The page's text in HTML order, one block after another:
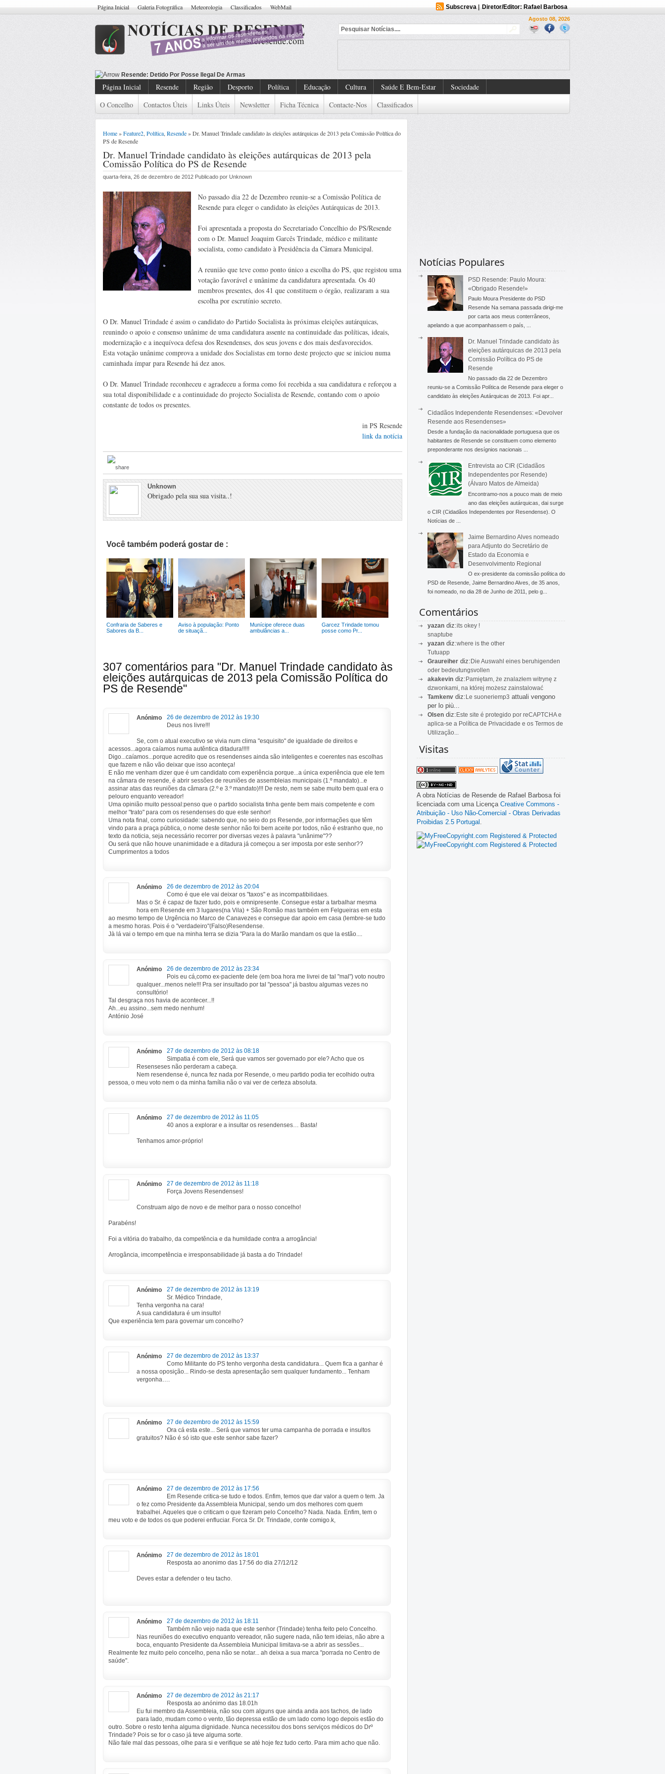
Página Inicial Galeria Fotográfica Meteorologia Classificados WebMail Subscreva| Diretor/Editor: Rafael Barbosa
Agosto 08, 2026
Resende: Detido Cidadão Com Ma
Página Inicial Resende Região Desporto Política Educação Cultura Saúde E Bem-Estar
Sociedade
O Concelho
Contactos Úteis Links Úteis Newsletter Ficha Técnica Contacte-Nos Classificados
Home»Feature2 Política Resende» Dr. Manuel Trindade candidato às eleições autárquicas de 2013 pela Comissão Política do
PS de Resende
Dr. Manuel Trindade candidato às eleições autárquicas de 2013 pela
Comissão Política do PS de Resende
quarta-feira, 26 de dezembro de 2012 Publicado por Unknown
No passado dia 22 de Dezembro reuniu-se a Comissão Política de
Resende para eleger o candidato às eleições Autárquicas de 2013.
Foi apresentada a proposta do Secretariado Concelhio do PS/Resende
com o Dr. Manuel Joaquim Garcês Trindade, médico e militante
socialista, como candidato à Presidência da Câmara Municipal.
A reunião que teve como ponto único a escolha do PS, que registou uma
votação favorável e unânime da candidatura apresentada. Os 40
membros presentes, dos 41 que constituem o órgão, realizaram a sua
escolha por escrutínio secreto.
O Dr. Manuel Trindade é assim o candidato do Partido Socialista às próximas eleições autárquicas,
reunindo o apoio e consenso unânime de uma candidatura assente na continuidade das políticas, ideais,
modernização e a inequívoca defesa dos Resendenses, dos seus jovens e dos mais desfavorecidos.
Esta votação unânime comprova a unidade dos Socialistas em torno deste projecto que se iniciou numa
caminhada ímpar para Resende há dez anos.
O Dr. Manuel Trindade reconheceu e agradeceu a forma como foi recebida a sua candidatura e reforçou a
sua total disponibilidade e a continuidade do projecto Socialista de Resende, contando com o apoio
constante de todos os presentes.
in PS Resende
link da notícia
Unknown
Obrigado pela sua sua visita..!
Você também poderá gostar de :
Confraria de Saberes e
Sabores da B...
Aviso à população: Ponto
de situaçã...
Munícipe oferece duas
ambulâncias a...
Garcez Trindade tomou
posse como Pr...
307 comentários para "Dr. Manuel Trindade candidato às
eleições autárquicas de 2013 pela Comissão Política do
PS de Resende"
Anónimo
26 de dezembro de 2012 às 19:30
Deus nos livre!!!
Se, com o atual executivo se vivia num clima "esquisito" de igualdade de direitos e
acessos...agora caíamos numa autêntica ditadura!!!!!
Digo...caíamos...porque acredito que os resendenses ainda são inteligentes e coerentes nas escolhas
que fazem e não vão deixar que isso aconteça!
E não me venham dizer que é um candidato com experiência porque...a única experiência que ele tem
na câmara de resende, é abrir sessões de reuniões de assembleias municipais (1.º mandato)...e
assinar atas das reuniões da câmara (2.º e 3.º mandato)!!! De resto, nem se sabe muito bem qual era o
pelouro enquanto vereador!
Uma opinião muito pessoal:penso que o partido socialista tinha gente bem mais competente e com
melhor "trato" para com os resendenses do que este senhor!
Uma nota final, como curiosidade: sabendo que, no seio do ps Resende, por informações que têm
vindo para a praça pública, o nome deste senhor não foi bem aceite por todos, não é estranho que, no
texto da noticia, seja necessário recorrer por diversas vezes à palavra "unânime"??
Ou será que não houve unanimidade e a ditadura já começou a ser imposta por este senhor??
Cumprimentos a todos
Anónimo
26 de dezembro de 2012 às 20:04
Como é que ele vai deixar os "taxos" e as incompatibilidaes.
Mas o Sr. é capaz de fazer tudo, pois e omnipresente. Consegue estar a tarbalhar mesma
hora em Resende em 3 lugares(na Vila) + São Romão mas também em Felgueiras em esta
ao mesmo tempo de Urgência no Marco de Canavezes e consegue dar apoio em casa (lembre-se tudo
a mesmo horas. Pois é o "verdadeiro"(Falso)Resendense.
Jà lá vai o tempo em que na minha terra se dizia "Para la do Marão mandam os que la estão....
Anónimo
26 de dezembro de 2012 às 23:34
Pois eu cá,como ex-paciente dele (em boa hora me livrei de tal "mal") voto noutro
qualquer...menos nele!!! Pra ser insultado por tal "pessoa" já bastou algumas vezes no
consultório!
Tal desgraça nos havia de acontecer...!!
Ah...eu assino...sem medo nenhum!
António José
Anónimo
27 de dezembro de 2012 às 08:18
Simpatia é com ele, Será que vamos ser governado por ele? Acho que os
Resenseses não perderam a cabeça.
Nem resendense é, nunca fez nada por Resende, o meu partido podia ter ecolhido outra
pessoa, o meu voto nem o da minha família não o vai ver de certeza absoluta.
Anónimo
27 de dezembro de 2012 às 11:05
40 anos a explorar e a insultar os resendenses… Basta!
Tenhamos amor-próprio!
Anónimo
27 de dezembro de 2012 às 11:18
Força Jovens Resendenses!
Construam algo de novo e de melhor para o nosso concelho!
Parabéns!
Foi a vitória do trabalho, da competência e da humildade contra a arrogância!
Arrogância, imcompetência e irresponsabilidade já basta a do Trindade!
Anónimo
27 de dezembro de 2012 às 13:19
Sr. Médico Trindade,
Tenha vergonha na cara!
A sua candidatura é um insulto!
Que experiência tem para governar um concelho?
Anónimo
27 de dezembro de 2012 às 13:37
Como Militante do PS tenho vergonha desta candidatura... Quem fica a ganhar é
a nossa oposição... Rindo-se desta apresentação sem qualquer fundamento... Tenham
vergonha….
Anónimo
27 de dezembro de 2012 às 15:59
Ora cá esta este... Será que vamos ter uma campanha de porrada e insultos
gratuitos? Não é só isto que este senhor sabe fazer?
Anónimo
27 de dezembro de 2012 às 17:56
Em Resende critica-se tudo e todos. Enfim, temos que dar valor a quem o tem. Ja
o fez como Presidente da Assembleia Municipal, sendo um dos melhores com quem
trabalhei. Aqueles que o criticam o que fizeram pelo Concelho? Nada. Nada. Enfim, tem o
meu voto e de todos os que poderei enfluciar. Forca Sr. Dr. Trindade, conte comigo.k,
Anónimo
27 de dezembro de 2012 às 18:01
Resposta ao anonimo das 17:56 do dia 27/12/12
Deves estar a defender o teu tacho.
Anónimo
27 de dezembro de 2012 às 18:11
Também não vejo nada que este senhor (Trindade) tenha feito pelo Concelho.
Nas reuniões do executivo enquanto vereador, não sugere nada, não tem ideias, não abre a
boca, enquanto Presidente da Assembleia Municipal limitava-se a abrir as sessões...
Realmente fez muito pelo concelho, pena não se notar... ah deixa a sua marca "porrada no Centro de
saúde".
Anónimo
27 de dezembro de 2012 às 21:17
Resposta ao anónimo das 18.01h
Eu fui membro da Assembleia, não sou com alguns que ainda anda aos tachos, de lado
para lado, mudam como o vento, tão depressa estão de um lado como logo depois estão do
outro. Sobre o resto tenha alguma dignidade. Nunca necessitou dos bons serviços médicos do Drº
Trindade? Pois se for o caso já teve alguma sorte.
Não fale mal das pessoas, olhe para si e verifique se até hoje fez tudo certo. Para mim acho que não.
Notícias Populares
PSD Resende: Paulo Moura:
«Obrigado Resende!»
Paulo Moura Presidente do PSD
Resende Na semana passada dirigi-me
por carta aos meus conterrâneos,
apelando a que acompanhassem o país, ...
Dr. Manuel Trindade candidato às
eleições autárquicas de 2013 pela
Comissão Política do PS de
Resende
No passado dia 22 de Dezembro
reuniu-se a Comissão Política de Resende para eleger o
candidato às eleições Autárquicas de 2013. Foi apr...
Cidadãos Independente Resendenses: «Devolver
Resende aos Resendenses»
Desde a fundação da nacionalidade portuguesa que os
habitantes de Resende se constituem como elemento
preponderante nos desígnios nacionais ...
Entrevista ao CIR (Cidadãos
Independentes por Resende)
(Álvaro Matos de Almeida)
Encontramo-nos a pouco mais de meio
ano das eleições autárquicas, dai surge
o CIR (Cidadãos Independentes por Resendense). O
Notícias de ...
Jaime Bernardino Alves nomeado
para Adjunto do Secretário de
Estado da Economia e
Desenvolvimento Regional
O ex-presidente da comissão política do
PSD de Resende, Jaime Bernardino Alves, de 35 anos,
foi nomeado, no dia 28 de Junho de 2011, pelo g...
Comentários
yazan diz:its okey !
snaptube
yazan diz:where is the other
Tutuapp
Graureiher diz:Die Auswahl eines beruhigenden
oder bedeutungsvollen
akakevin diz:Pamiętam, że znalazłem witrynę z
dzwonkami, na której możesz zainstalować
Tamkenv diz:Le suoneriemp3 attuali vengono
per lo più...
Olsen diz:Este site é protegido por reCAPTCHA e
aplica-se a Política de Privacidade e os Termos de
Utilização...
Visitas
A obra Notícias de Resende de Rafael Barbosa foi
licenciada com uma Licença Creative Commons -
Atribuição - Uso Não-Comercial - Obras Derivadas
Proibidas 2.5 Portugal